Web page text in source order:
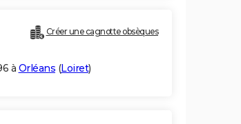
Créer une cagnotte obsèques
à Orléans (Loiret)